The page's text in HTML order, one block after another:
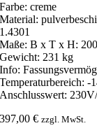
Farbe: creme
Material:
1.4301
Maße: B x T x H:
Gewicht: 231 kg
Info:
Temperaturbereich: -
Anschlusswert:
397,00€ zzgl. MwSt.